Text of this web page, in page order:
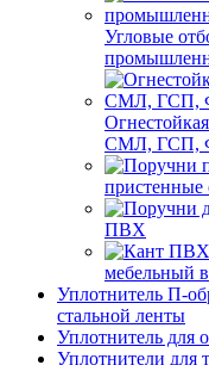
Угловые
СМЛ, ГСП,
пристенные
ПВХ
мебельный
Уплотнитель П-
стальной ленты
Уплотнитель для
Уплотнители для